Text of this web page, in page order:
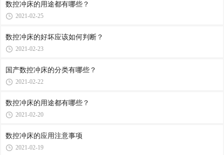
数控冲床的用途都有哪些？
2021-02-25
数控冲床的好坏应该如何判断？
2021-02-23
国产数控冲床的分类有哪些？
2021-02-22
数控冲床的用途都有哪些？
2021-02-20
数控冲床的应用注意事项
2021-02-19